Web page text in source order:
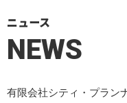
ニュース
NEWS
有限会社シティ・プラン